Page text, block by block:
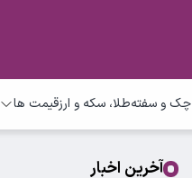
چک و سفتهطلا، سکه و ارزقیمت ها
آخرین اخبار